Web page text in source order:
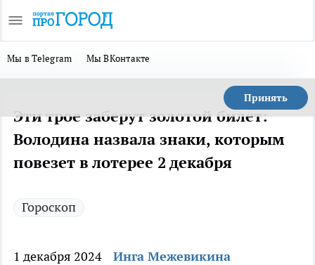
Мы в Telegram Мы ВКонтакте
Принять
Эти трое заберут золотой билет:
Володина назвала знаки, которым
повезет в лотерее 2 декабря
Гороскоп
1 декабря 2024 Инга Межевикина